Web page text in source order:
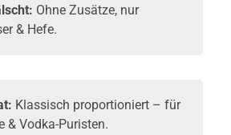
Ohne Zusätze, nur
& Hefe.
Klassisch proportioniert – für
& Vodka-Puristen.